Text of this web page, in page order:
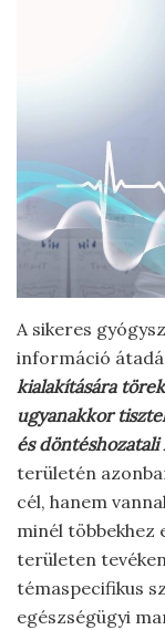
A sikeres
információ
kialakítására
ugyanakkor
és döntéshozatali
területén
cél, hanem
minél többekhez
területen
témaspecifikus
egészségügyi